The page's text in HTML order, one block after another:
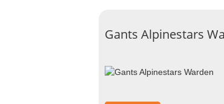
Gants Alpinestars